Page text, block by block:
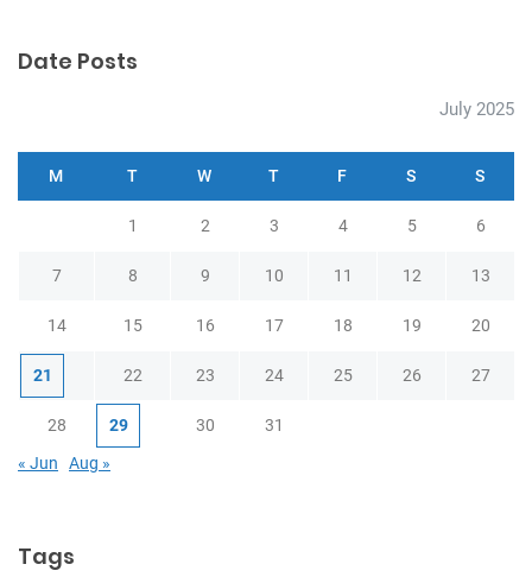
Date Posts
July 2025
M T W T F S S
1 2 3 4 5 6
7 8 9 10 11 12 13
14 15 16 17 18 19 20
21 22 23 24 25 26 27
28 29 30
31
« Jun
Aug »
Tags